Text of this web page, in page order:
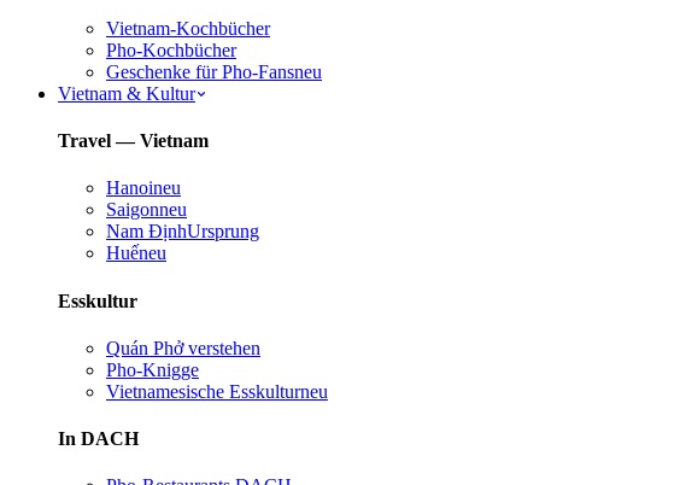
Vietnam-Kochbücher
Pho-Kochbücher
Geschenke für Pho-Fansneu
Vietnam & Kultur
Travel — Vietnam
Hanoineu
Saigonneu
Nam ĐịnhUrsprung
Huếneu
Esskultur
Quán Phở verstehen
Pho-Knigge
Vietnamesische Esskulturneu
In DACH